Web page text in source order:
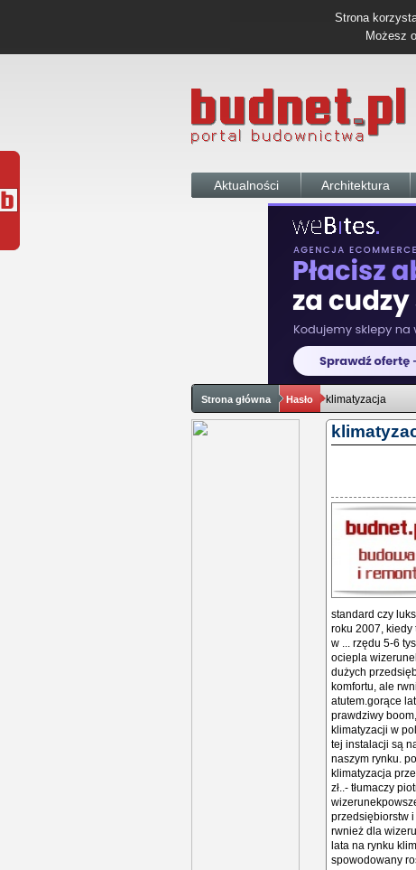
Strona
Możesz
Aktualności Architektura
Strona główna Hasło klimatyzacja
standard czy
roku 2007, kiedy
w ... rzędu 5-6
ociepla
dużych
komfortu, ale
atutem.gorące
prawdziwy
klimatyzacji w
tej instalacji są
naszym rynku.
klimatyzacja
zł..- tłumaczy
przedsiębiorstw
rwnież dla
lata na rynku
spowodowany